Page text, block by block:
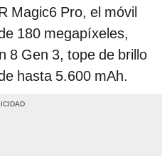
Magic6 Pro, el móvil
180 megapíxeles,
8 Gen 3, tope de brillo
hasta 5.600 mAh.